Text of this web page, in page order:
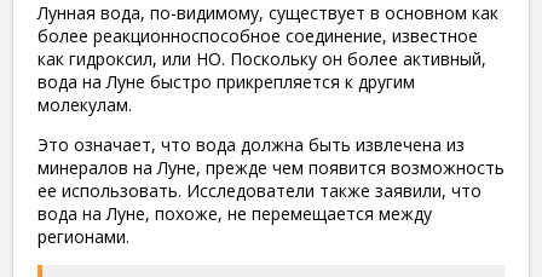
Лунная вода, по-видимому, существует в основном как
более реакционноспособное соединение, известное
как гидроксил, или НО. Поскольку он более активный,
вода на Луне быстро прикрепляется к другим
молекулам.
Это означает, что вода должна быть извлечена из
минералов на Луне, прежде чем появится возможность
ее использовать. Исследователи также заявили, что
вода на Луне, похоже, не перемещается между
регионами.